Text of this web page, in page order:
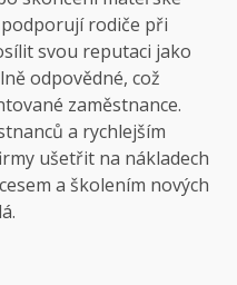
rodiče při
svou reputaci jako
odpovědné, což
zaměstnance.
a rychlejším
ušetřit na nákladech
a školením nových